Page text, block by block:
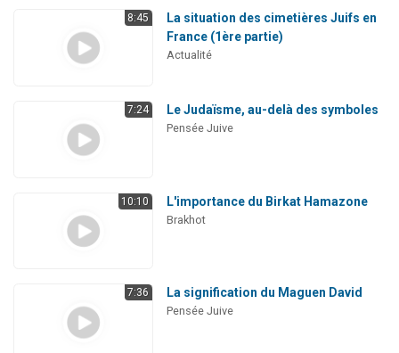
8:45
La situation des cimetières Juifs en
France (1ère partie)
Actualité
7:24 Le Judaïsme, au-delà des symboles
Pensée Juive
10:10 L'importance du Birkat Hamazone
Brakhot
7:36 La signification du Maguen David
Pensée Juive